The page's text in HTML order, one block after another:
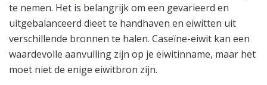
te nemen. Het is belangrijk om een gevarieerd en
uitgebalanceerd dieet te handhaven en eiwitten uit
verschillende bronnen te halen. Caseïne-eiwit kan een
waardevolle aanvulling zijn op je eiwitinname, maar het
moet niet de enige eiwitbron zijn.